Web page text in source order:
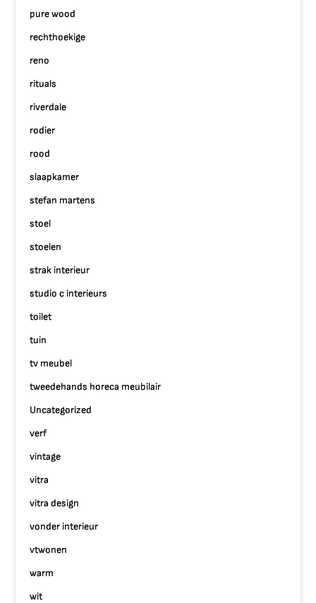
pure wood
rechthoekige
reno
rituals
riverdale
rodier
rood
slaapkamer
stefan martens
stoel
stoelen
strak interieur
studio c interieurs
toilet
tuin
tv meubel
tweedehands horeca meubilair
Uncategorized
verf
vintage
vitra
vitra design
vonder interieur
vtwonen
warm
wit